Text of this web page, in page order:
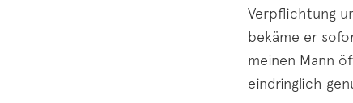
Verpflichtung
bekäme er
meinen Mann
eindringlich